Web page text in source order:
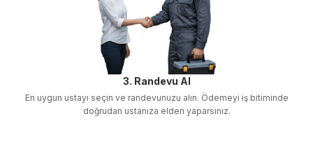
3. Randevu Al
En uygun ustayı seçin ve randevunuzu alın. Ödemeyi iş bitiminde
doğrudan ustanıza elden yaparsınız.